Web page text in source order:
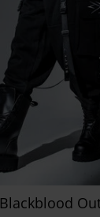
Blackblood